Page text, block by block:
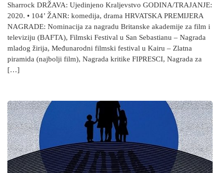
Sharrock DRŽAVA: Ujedinjeno Kraljevstvo GODINA/TRAJANJE:
2020. • 104’ ŽANR: komedija, drama HRVATSKA PREMIJERA
NAGRADE: Nominacija za nagradu Britanske akademije za film i
televiziju (BAFTA), Filmski Festival u San Sebastianu – Nagrada
mladog žirija, Međunarodni filmski festival u Kairu – Zlatna
piramida (najbolji film), Nagrada kritike FIPRESCI, Nagrada za
[…]